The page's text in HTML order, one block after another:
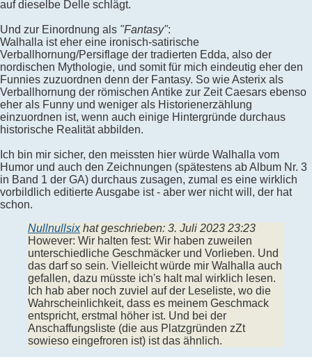
auf dieselbe Delle schlägt.
Und zur Einordnung als "Fantasy":
Walhalla ist eher eine ironisch-satirische
Verballhornung/Persiflage der tradierten Edda, also der
nordischen Mythologie, und somit für mich eindeutig eher den
Funnies zuzuordnen denn der Fantasy. So wie Asterix als
Verballhornung der römischen Antike zur Zeit Caesars ebenso
eher als Funny und weniger als Historienerzählung
einzuordnen ist, wenn auch einige Hintergründe durchaus
historische Realität abbilden.
Ich bin mir sicher, den meissten hier würde Walhalla vom
Humor und auch den Zeichnungen (spätestens ab Album Nr. 3
in Band 1 der GA) durchaus zusagen, zumal es eine wirklich
vorbildlich editierte Ausgabe ist - aber wer nicht will, der hat
schon.
Nullnullsixhat geschrieben: 3. Juli 2023 23:23
However: Wir halten fest: Wir haben zuweilen
unterschiedliche Geschmäcker und Vorlieben. Und
das darf so sein. Vielleicht würde mir Walhalla auch
gefallen, dazu müsste ich's halt mal wirklich lesen.
Ich hab aber noch zuviel auf der Leseliste, wo die
Wahrscheinlichkeit, dass es meinem Geschmack
entspricht, erstmal höher ist. Und bei der
Anschaffungsliste (die aus Platzgründen zZt
sowieso eingefroren ist) ist das ähnlich.